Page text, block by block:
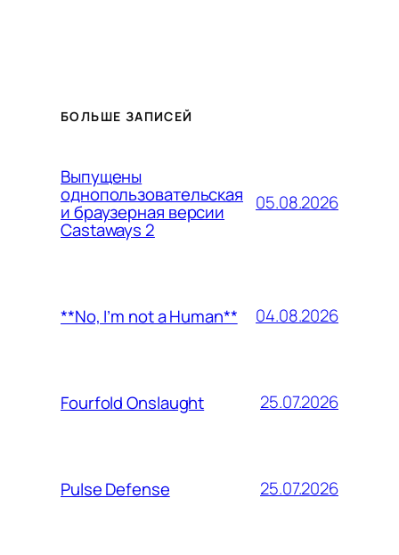
БОЛЬШЕ ЗАПИСЕЙ
Выпущены
однопользовательская
и браузерная версии
Castaways 2
05.08.2026
**No, I’m not a Human** 04.08.2026
Fourfold Onslaught 25.07.2026
Pulse Defense 25.07.2026